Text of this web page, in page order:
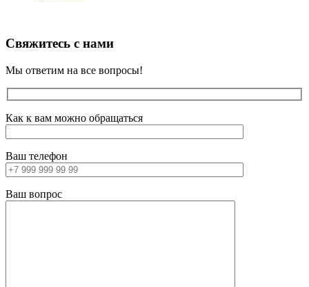
Свяжитесь с нами
Мы ответим на все вопросы!
Как к вам можно обращаться
Ваш телефон
Ваш вопрос